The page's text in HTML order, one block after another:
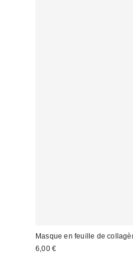
Masque en feuille de
6,00 €